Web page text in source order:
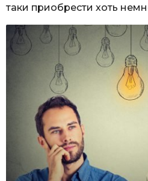
таки приобрести хоть